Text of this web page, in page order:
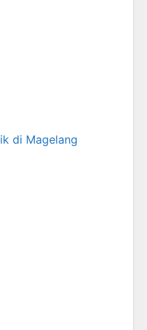
di Magelang